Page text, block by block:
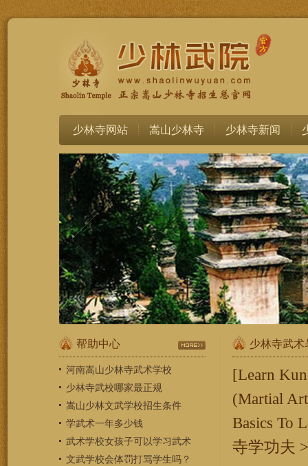
少林寺网站 嵩山少林寺 少林寺新闻
帮助中心
河南嵩山少林寺武术学校
少林寺武校哪家最正规
嵩山少林文武学校招生条件
学武术一年多少钱
武术学校女孩子可以学习武术
文武学校会体罚打骂学生吗？
少林寺武术
[Learn
(Martial
Basics To
寺学功夫